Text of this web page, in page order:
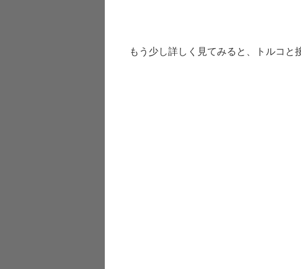
もう少し詳しく見てみると、トルコと